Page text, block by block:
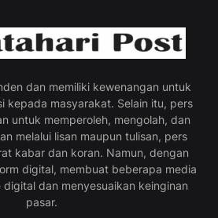
dan memiliki kewenangan untuk
kepada masyarakat. Selain itu, pers
untuk memperoleh, mengolah, dan
melalui lisan maupun tulisan, pers
kabar dan koran. Namun, dengan
digital, membuat beberapa media
dan menyesuaikan keinginan
pasar.